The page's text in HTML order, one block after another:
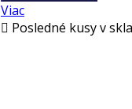
Viac
 Posledné kusy v